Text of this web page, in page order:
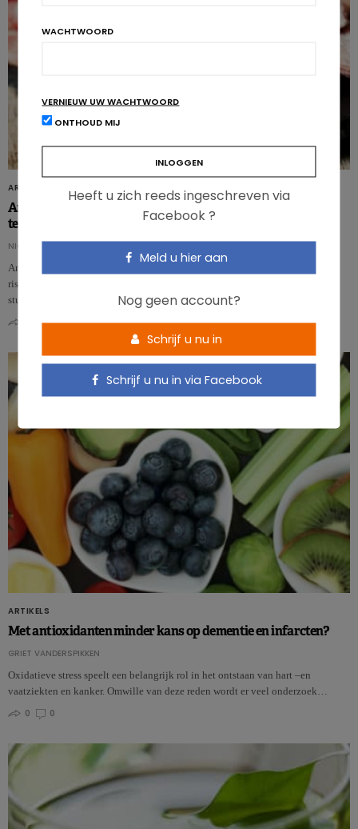
ARTIKELS
Antioxidanten doen kankerverwekkend effect charcuterie
teniet
NICOLAS GUGGENBÜHL
Antioxidanten zouden de effecten kunnen wijzigen van charcuterie op het
risico van borstkanker, en ze zelfs onschadelijk maken. Dat blijkt uit een
studie…
0
ARTIKELS
Met antioxidanten minder kans op dementie en infarcten?
GRIET VANDERSPIKKEN
Oxidatieve stress speelt een belangrijk rol in het ontstaan van hart –en
vaatziekten en kanker. Omwille van deze reden wordt er veel onderzoek…
0
0
WACHTWOORD
VERNIEUW UW WACHTWOORD
ONTHOUD MIJ
Heeft u zich reeds ingeschreven via
Facebook ?
Meld u hier aan
Nog geen account?
Schrijf u nu in
Schrijf u nu in via Facebook